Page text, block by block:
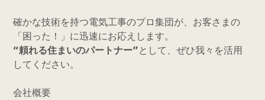
確かな技術を持つ電気工事のプロ集団が、お客さまの
「困った！」に迅速にお応えします。
“頼れる住まいのパートナー” として、ぜひ我々を活用
してください。
会社概要